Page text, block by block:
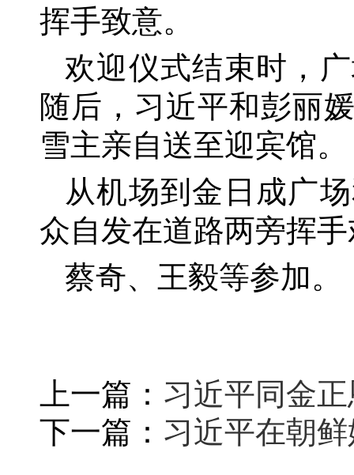
挥手致意。
欢迎仪式结束时，
随后，习近平和彭丽
雪主亲自送至迎宾馆。
从机场到金日成广
众自发在道路两旁挥
蔡奇、王毅等参加。
上一篇： 习近平同金
下一篇： 习近平在朝